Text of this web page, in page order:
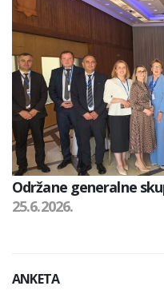
Održane generalne
25.6.2026.
ANKETA